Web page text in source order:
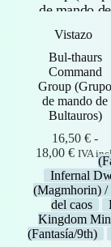
Vistazo
Bul-thaurs
Command
Group (Grupo
de mando de
Bultauros)
16,50€ -
18,00 €Rango
de
desde
16,50
hasta
18,00
IVA
Infernal
(Magmhorin) /
del caos
Kingdom
(Fantasía/9th)